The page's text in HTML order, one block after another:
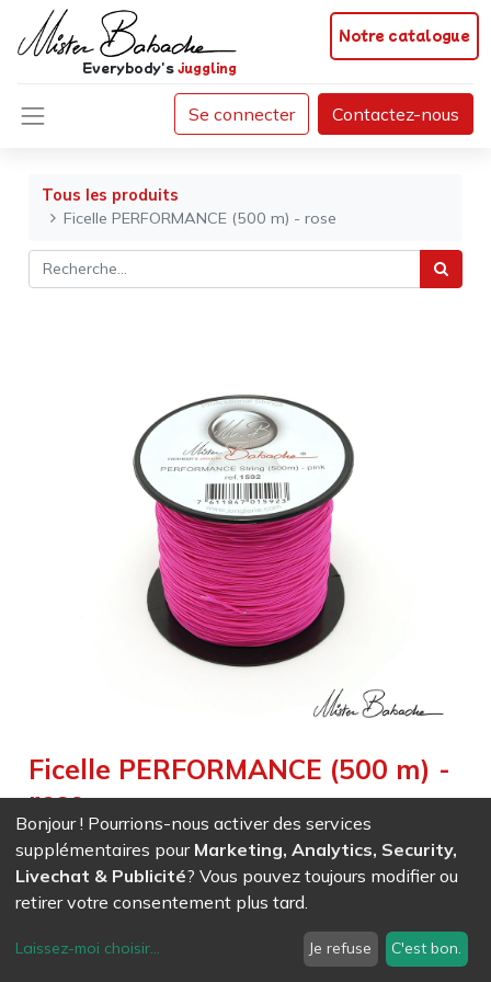
Notre catalogue
Everybody'sjuggling
Se connecter Contactez-nous
Tous les produits
Ficelle PERFORMANCE (500 m) - rose
Ficelle PERFORMANCE (500 m) -
rose
Weight : 0,677kg| Size : 50 000,000cm
Ficelle très résistante pour une utilisation intensive, excellent
mariage entre l'accroche et la glisse
EAN7611847015923 1592)
Bonjour ! Pourrions-nous activer des services
supplémentaires pour Marketing, Analytics, Security,
Livechat & Publicité? Vous pouvez toujours modifier ou
retirer votre consentement plus tard.
Laissez-moi choisir... Je refuse C'est bon.